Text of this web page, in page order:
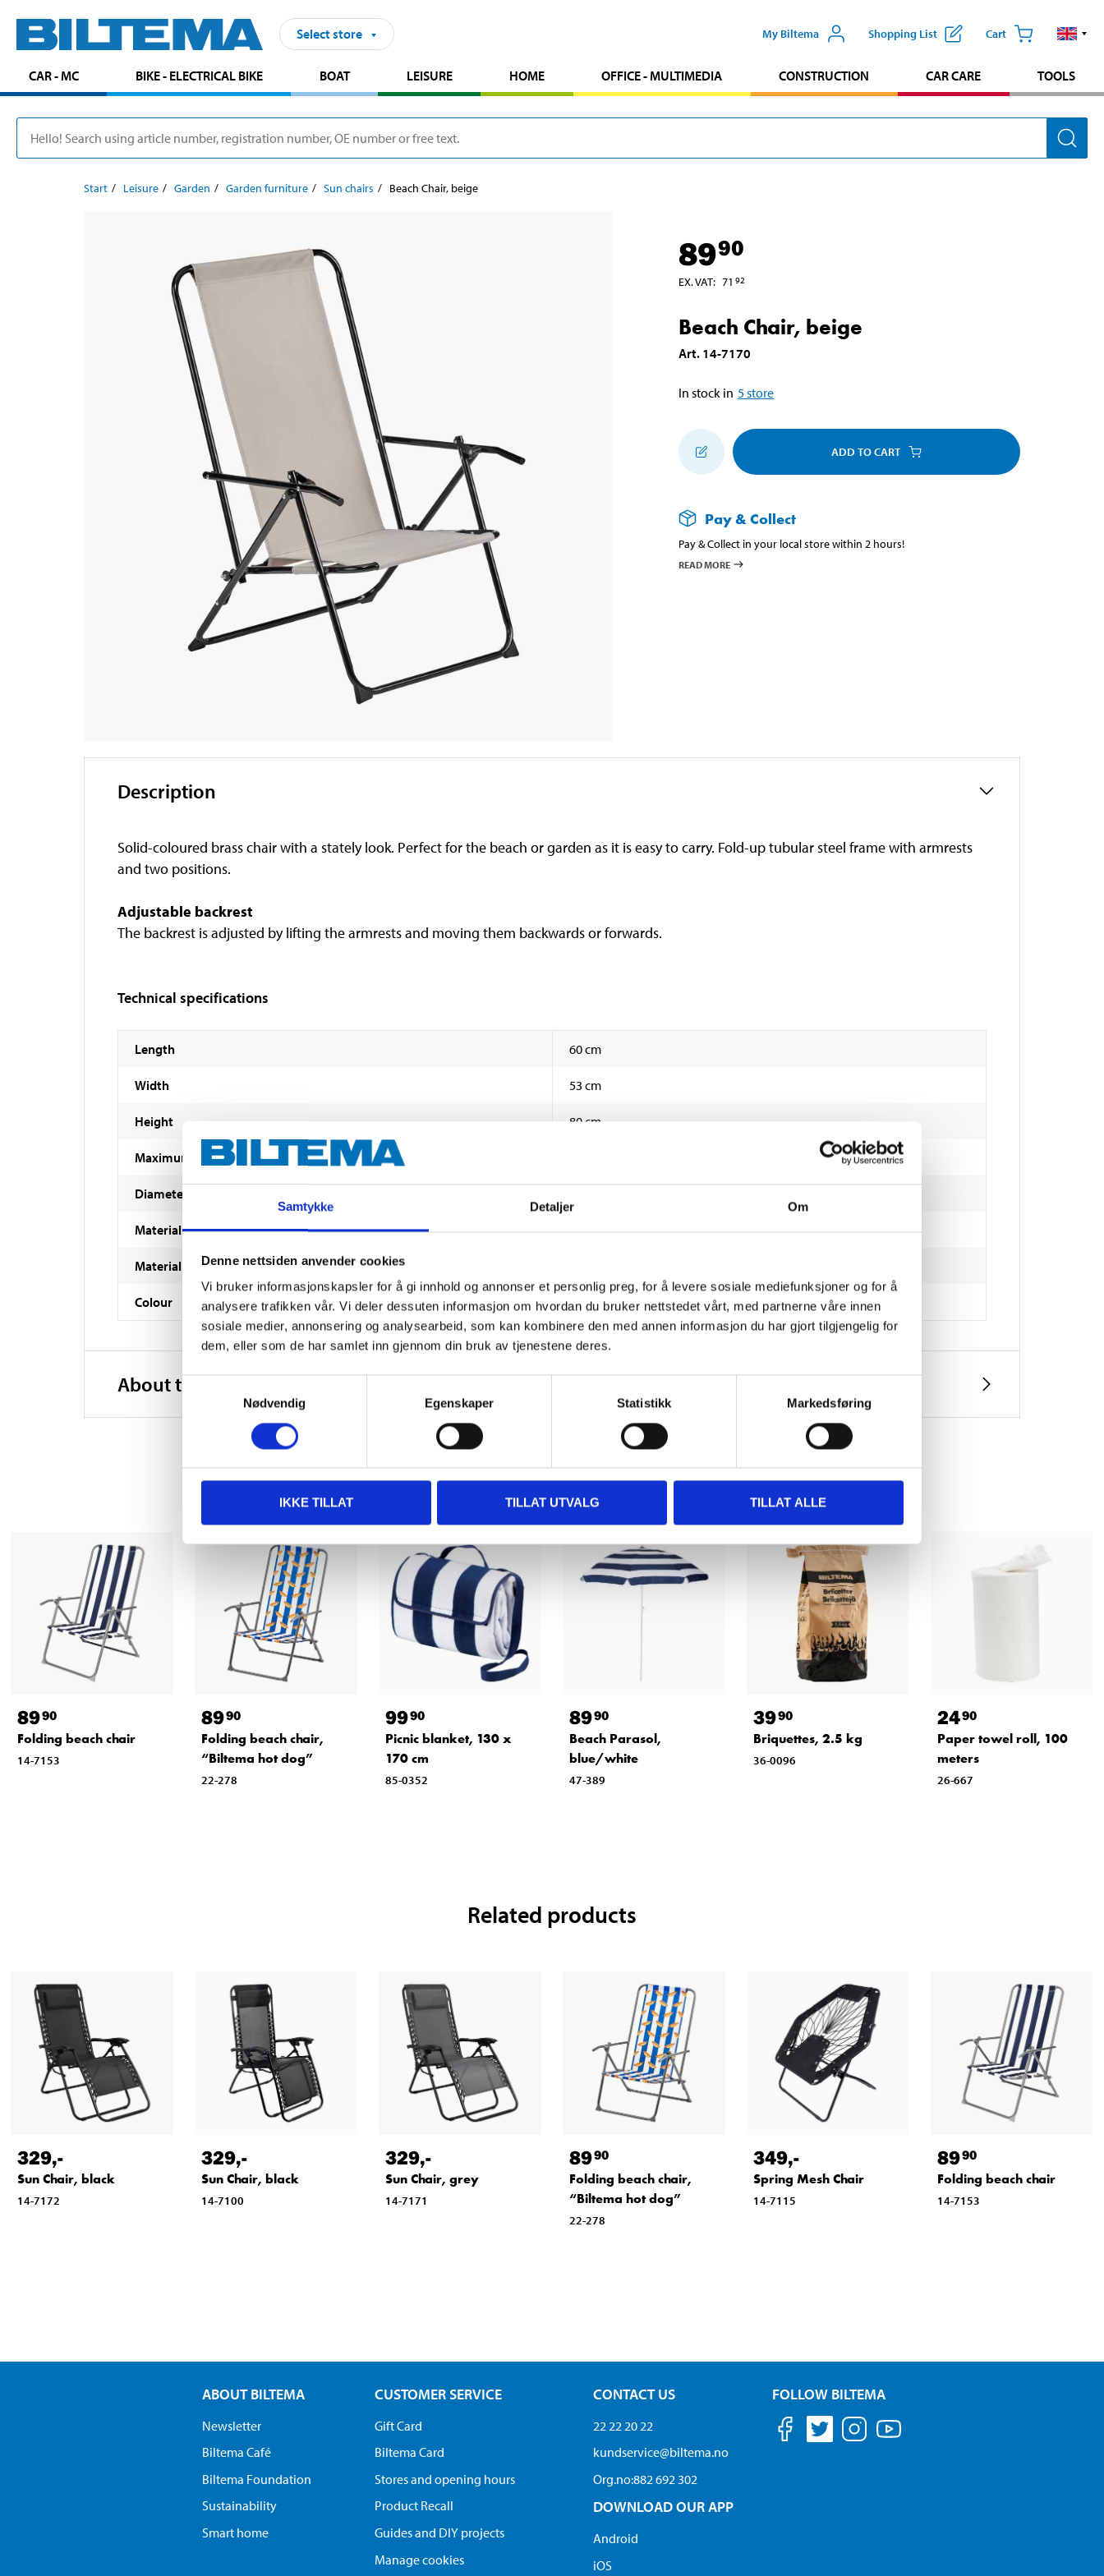
Samtykke Detaljer Om
Denne nettsiden anvender cookies
Vi bruker informasjonskapsler for å gi innhold og annonser et personlig preg, for å levere sosiale mediefunksjoner og for å
analysere trafikken vår. Vi deler dessuten informasjon om hvordan du bruker nettstedet vårt, med partnerne våre innen
sosiale medier, annonsering og analysearbeid, som kan kombinere den med annen informasjon du har gjort tilgjengelig for
dem, eller som de har samlet inn gjennom din bruk av tjenestene deres.
Nødvendig
Egenskaper Statistikk Markedsføring
IKKE TILLAT TILLAT UTVALG TILLAT ALLE
Select store My Biltema Shopping List Cart
CAR - MC BIKE - ELECTRICAL BIKE BOAT LEISURE HOME OFFICE - MULTIMEDIA CONSTRUCTION CAR CARE TOOLS
Start Leisure Garden Garden furniture Sun chairs Beach Chair, beige
8990
EX. VAT: 71 92
Beach Chair, beige
Art. 14-7170
In stock in 5store
ADD TO CART
Pay & Collect
Pay & Collect in your local store within 2 hours!
READ MORE
Description
Solid-coloured brass chair with a stately look. Perfect for the beach or garden as it is easy to carry. Fold-up tubular steel frame with armrests
and two positions.
Adjustable backrest
The backrest is adjusted by lifting the armrests and moving them backwards or forwards.
Technical specifications
Length 60 cm
Width 53 cm
Height 80 cm
Maximum load
Diameter
Material UV resistant polyester 600 D
Material
Colour Beige
About the manufacturer
Other customers also bought
8990
Folding beach chair
14-7153
8990
Folding beach chair,
“Biltema hot dog”
22-278
9990
Picnic blanket, 130 x
170 cm
85-0352
8990
Beach Parasol,
blue/white
47-389
3990
Briquettes, 2.5 kg
36-0096
2490
Paper towel roll, 100
meters
26-667
Related products
329,-
Sun Chair, black
14-7172
329,-
Sun Chair, black
14-7100
329,-
Sun Chair, grey
14-7171
8990
Folding beach chair,
“Biltema hot dog”
22-278
349,-
Spring Mesh Chair
14-7115
8990
Folding beach chair
14-7153
ABOUT BILTEMA
Newsletter
Biltema Café
Biltema Foundation
Sustainability
Smart home
CUSTOMER SERVICE
Gift Card
Biltema Card
Stores and opening hours
Product Recall
Guides and DIY projects
Manage cookies
CONTACT US
22 22 20 22
kundservice@biltema.no
Org.no:882 692 302
DOWNLOAD OUR APP
Android
iOS
FOLLOW BILTEMA